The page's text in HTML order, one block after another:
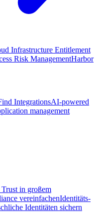
Infrastructure Entitlement
Risk ManagementHarbor
IntegrationsAI-powered
management
Trust in großem
vereinfachenIdentitäts-
Identitäten sichern